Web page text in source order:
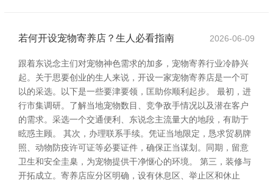
若何开设宠物寄养店？生人必看指南 2026-06-09
跟着东说念主们对宠物神色需求的加多，宠物寄养行业冷静兴
起。关于思要创业的生人来说，开设一家宠物寄养店是一个可
以的采选。以下是一些要津要领，匡助你顺利起步。 最初，进
行市集调研。了解当地宠物数目、竞争敌手情况以及潜在客户
的需求。采选一个交通便利、东说念主流量大的地段，有助于
眩惑主顾。 其次，办理联系手续。凭证当地限定，恳求贸易牌
照、动物防疫许可证等必要证件，确保正当谋划。同期，留意
卫生和安全圭臬，为宠物提供干净惬心的环境。 第三，装修与
开拓成立。寄养店应分区明确，设有休息区、举止区和休止